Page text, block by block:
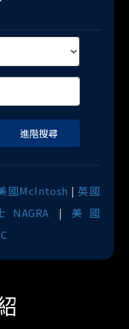
進階搜尋
國McIntosh |英國
NAGRA | 美國